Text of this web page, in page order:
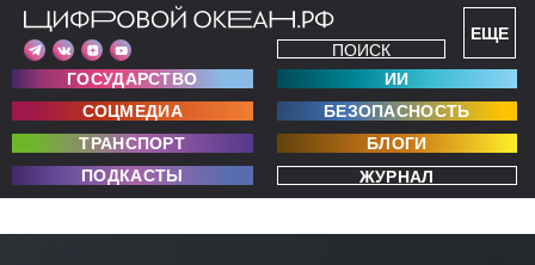
ЕЩЕ
ПОИСК
ГОСУДАРСТВО
ИИ
СОЦМЕДИА
БЕЗОПАСНОСТЬ
ТРАНСПОРТ
БЛОГИ
ПОДКАСТЫ
ЖУРНАЛ